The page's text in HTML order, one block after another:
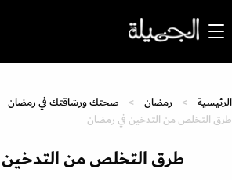
الرئيسية رمضان
صحتك ورشاقتك في رمضان
طرق التخلص من التدخين في رمضان
طرق التخلص من